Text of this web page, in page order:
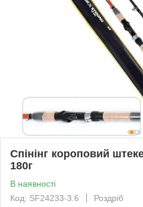
Спінінг короповий
180г
В наявності
Код: SF24233-3.6
Роздріб